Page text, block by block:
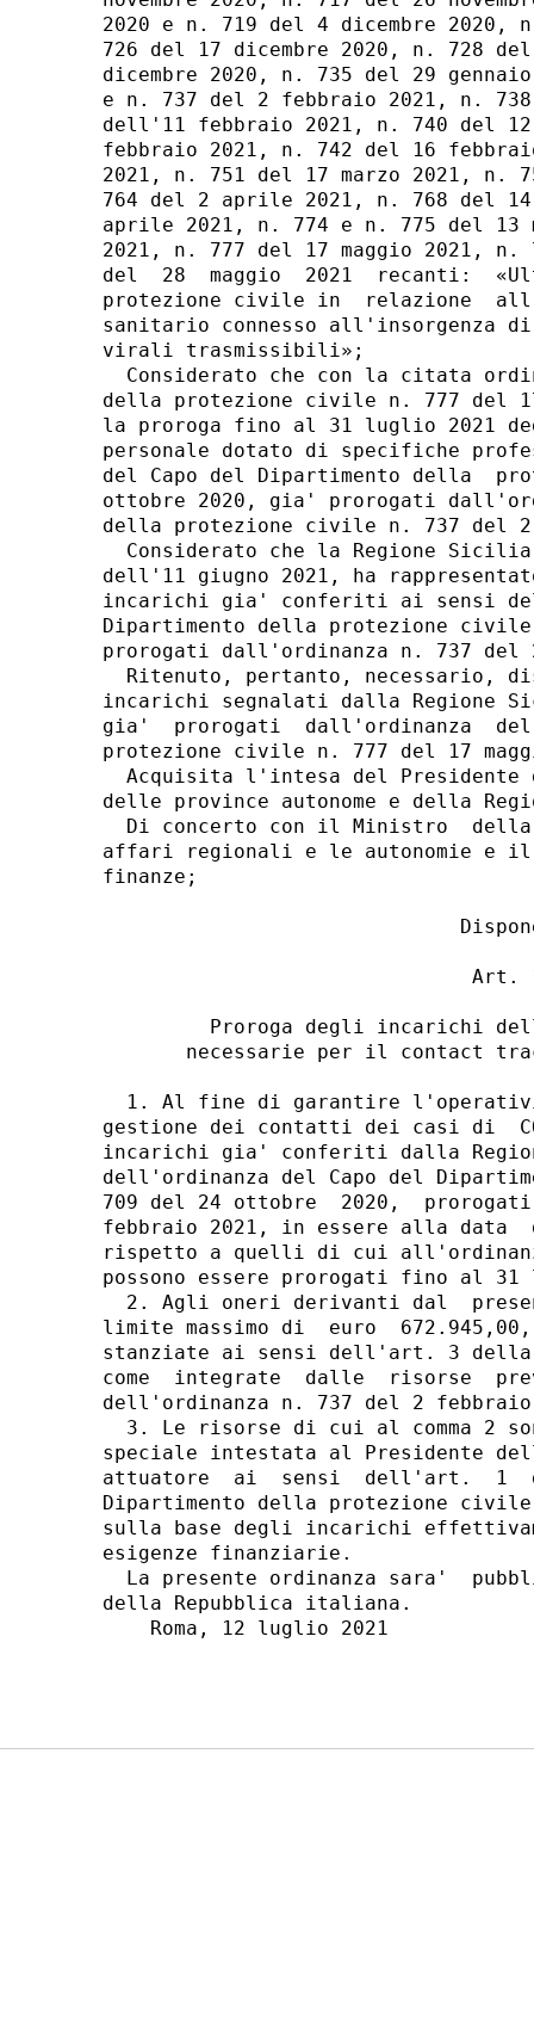
2020 e n. 719 del 4 dicembre
726 del 17 dicembre 2020, n. 728
dicembre 2020, n. 735 del 29
e n. 737 del 2 febbraio 2021, n.
dell'11 febbraio 2021, n. 740 del
febbraio 2021, n. 742 del 16
2021, n. 751 del 17 marzo 2021, n.
764 del 2 aprile 2021, n. 768 del
aprile 2021, n. 774 e n. 775 del 13
2021, n. 777 del 17 maggio 2021,
del  28  maggio  2021  recanti:
protezione civile in  relazione
sanitario connesso all'insorgenza
virali trasmissibili»;
Considerato che con la citata
della protezione civile n. 777 del
la proroga fino al 31 luglio 2021
personale dotato di specifiche
del Capo del Dipartimento della
ottobre 2020, gia' prorogati
della protezione civile n. 737 del
Considerato che la Regione
dell'11 giugno 2021, ha
incarichi gia' conferiti ai sensi
Dipartimento della protezione
prorogati dall'ordinanza n. 737 del
Ritenuto, pertanto, necessario,
incarichi segnalati dalla Regione
gia'  prorogati  dall'ordinanza
protezione civile n. 777 del 17
Acquisita l'intesa del Presidente
delle province autonome e della
Di concerto con il Ministro
affari regionali e le autonomie e
finanze;
Proroga degli incarichi
necessarie per il contact
1. Al fine di garantire
gestione dei contatti dei casi di
incarichi gia' conferiti dalla
dell'ordinanza del Capo del
709 del 24 ottobre  2020,
febbraio 2021, in essere alla
rispetto a quelli di cui
possono essere prorogati fino al
2. Agli oneri derivanti dal
limite massimo di  euro
stanziate ai sensi dell'art. 3 della
come  integrate  dalle  risorse
dell'ordinanza n. 737 del 2
3. Le risorse di cui al comma 2
speciale intestata al Presidente
attuatore  ai  sensi  dell'art.  1
Dipartimento della protezione
sulla base degli incarichi
esigenze finanziarie.
La presente ordinanza sara'
della Repubblica italiana.
    Roma, 12 luglio 2021